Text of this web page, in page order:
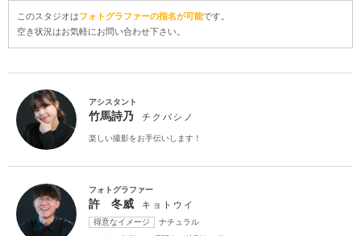
オプション ブログ
アクセス/TEL スタジオトップ
スタジオでの撮影
このスタジオはフォトグラファーの指名が可能です。
空き状況はお気軽にお問い合わせ下さい。
アシスタント
竹馬詩乃 チクバシノ
楽しい撮影をお手伝いします！
フォトグラファー
許 冬威 キョトウイ
得意なイメージ
ナチュラル